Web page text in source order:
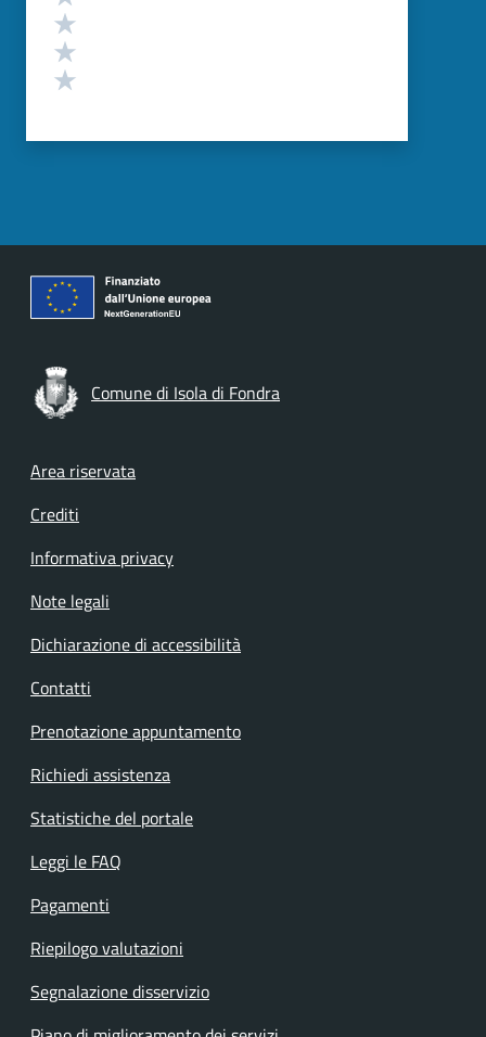
Comune di Isola di Fondra
Footer menu
Area riservata
Crediti
Informativa privacy
Note legali
Dichiarazione di accessibilità
Contatti
Prenotazione appuntamento
Richiedi assistenza
Statistiche del portale
Leggi le FAQ
Pagamenti
Riepilogo valutazioni
Segnalazione disservizio